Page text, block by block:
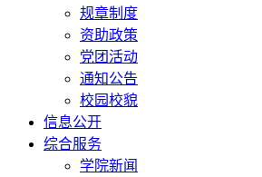
规章制度
资助政策
党团活动
通知公告
校园校貌
信息公开
综合服务
学院新闻